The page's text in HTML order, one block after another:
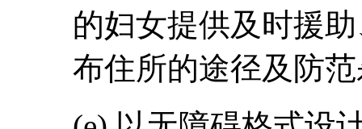
的妇女提供及时援
布住所的途径及防